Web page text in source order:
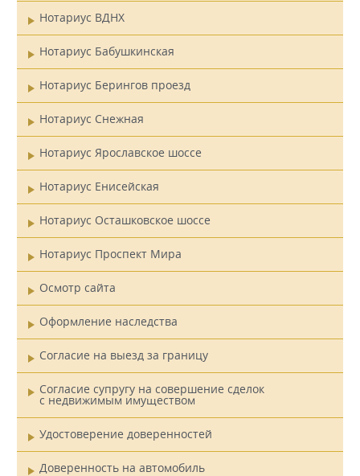
Нотариус ВДНХ
Нотариус Бабушкинская
Нотариус Берингов проезд
Нотариус Снежная
Нотариус Ярославское шоссе
Нотариус Енисейская
Нотариус Осташковское шоссе
Нотариус Проспект Мира
Осмотр сайта
Оформление наследства
Согласие на выезд за границу
Согласие супругу на совершение сделок
с недвижимым имуществом
Удостоверение доверенностей
Доверенность на автомобиль